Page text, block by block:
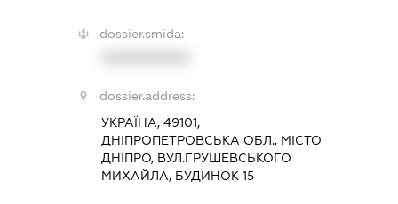
dossier.smida:
dossier.address:
УКРАЇНА, 49101,
ДНІПРОПЕТРОВСЬКА ОБЛ., МІСТО
ДНІПРО, ВУЛ.ГРУШЕВСЬКОГО
МИХАЙЛА, БУДИНОК 15